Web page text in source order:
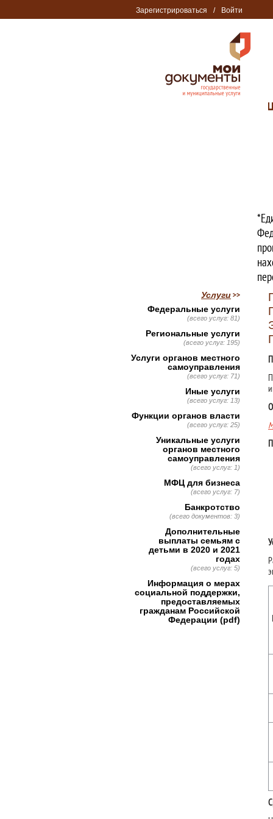
Зарегистрироваться / Войти
Услуги
Федеральные услуги
(всего услуг: 81)
Региональные услуги
(всего услуг: 195)
Услуги органов местного
самоуправления
(всего услуг: 71)
Иные услуги
(всего услуг: 13)
Функции органов власти
(всего услуг: 25)
Уникальные услуги
органов местного
самоуправления
(всего услуг: 1)
МФЦ для бизнеса
(всего услуг: 7)
Банкротство
(всего документов: 3)
Дополнительные
выплаты семьям с
детьми в 2020 и 2021
годах
(всего услуг: 5)
Информация о мерах
социальной поддержки,
предоставляемых
гражданам Российской
Федерации (pdf)